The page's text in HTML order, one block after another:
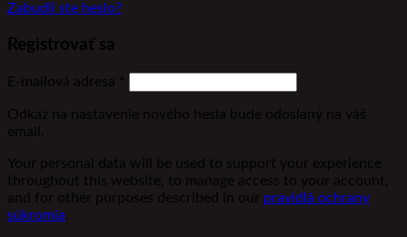
Zabudli ste heslo?
Registrovať sa
E-mailová adresa *
Odkaz na nastavenie nového hesla bude odoslaný na váš
email.
Your personal data will be used to support your experience
throughout this website, to manage access to your account,
and for other purposes described in our pravidlá ochrany
súkromia